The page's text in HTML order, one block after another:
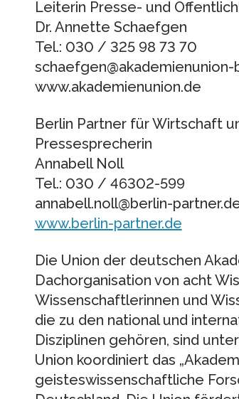
Leiterin Presse- und
Dr. Annette Schaefgen
Tel.: 030 / 325 98 73 70
schaefgen@akademienunion-
www.akademienunion.de
Berlin Partner für Wirtschaft
Pressesprecherin
Annabell Noll
Tel.: 030 / 46302-599
annabell.noll@berlin-
www.berlin-partner.de
Die Union der deutschen
Dachorganisation von acht
Wissenschaftlerinnen und
die zu den national und
Disziplinen gehören, sind
Union koordiniert das
geisteswissenschaftliche